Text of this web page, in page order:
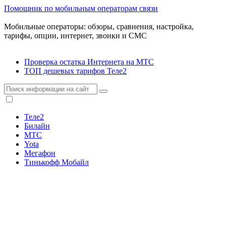
Помощник по мобильным операторам связи
Мобильные операторы: обзоры, сравнения, настройка,
тарифы, опции, интернет, звонки и СМС
Проверка остатка Интернета на МТС
ТОП дешевых тарифов Теле2
Теле2
Билайн
МТС
Yota
Мегафон
Тинькофф Мобайл